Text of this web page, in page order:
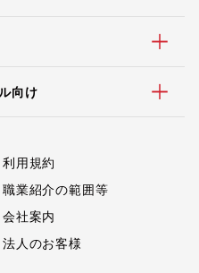
向け
利用規約
職業紹介の範囲等
会社案内
法人のお客様